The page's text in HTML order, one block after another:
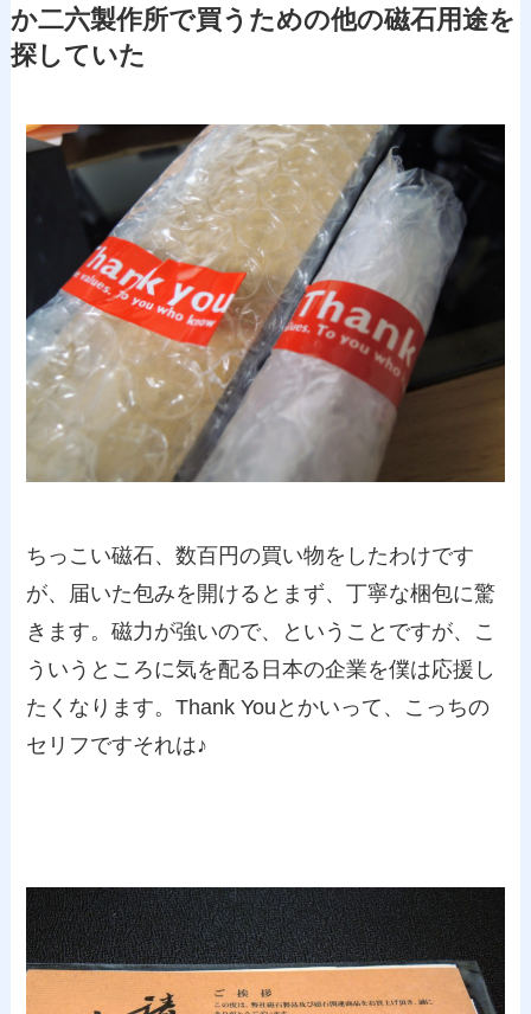
か二六製作所で買うための他の磁石用途を
探していた
ちっこい磁石、数百円の買い物をしたわけです
が、届いた包みを開けるとまず、丁寧な梱包に驚
きます。磁力が強いので、ということですが、こ
ういうところに気を配る日本の企業を僕は応援し
たくなります。Thank Youとかいって、こっちの
セリフですそれは♪